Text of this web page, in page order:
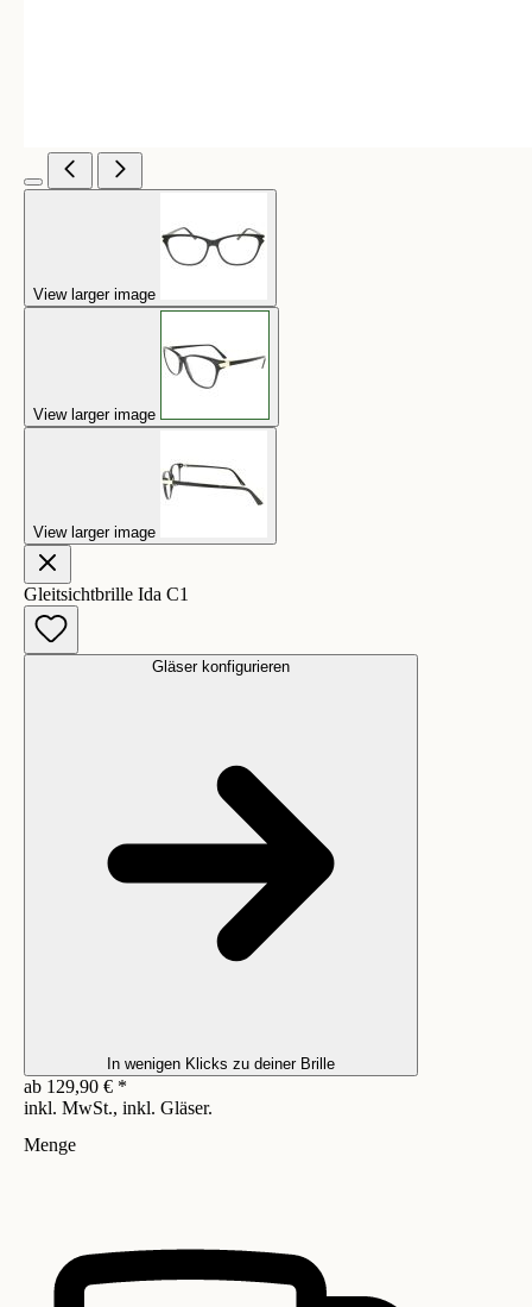
View larger image
View larger image
View larger image
Gleitsichtbrille Ida C1
Gläser konfigurieren
In wenigen Klicks zu deiner Brille
ab 129,90 € *
inkl. MwSt., inkl. Gläser.
Menge